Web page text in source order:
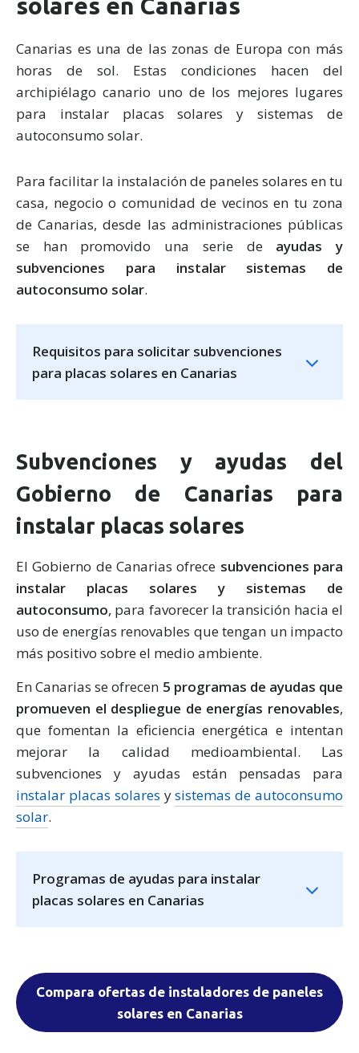
solares en Canarias
Canarias es una de las zonas de Europa con más
horas de sol. Estas condiciones hacen del
archipiélago canario uno de los mejores lugares
para instalar placas solares y sistemas de
autoconsumo solar.
Para facilitar la instalación de paneles solares en tu
casa, negocio o comunidad de vecinos en tu zona
de Canarias, desde las administraciones públicas
se han promovido una serie de ayudas y
subvenciones para instalar sistemas de
autoconsumo solar.
Requisitos para solicitar subvenciones
para placas solares en Canarias
Subvenciones y ayudas del
Gobierno de Canarias para
instalar placas solares
El Gobierno de Canarias ofrece subvenciones para
instalar placas solares y sistemas de
autoconsumo, para favorecer la transición hacia el
uso de energías renovables que tengan un impacto
más positivo sobre el medio ambiente.
En Canarias se ofrecen 5 programas de ayudas que
promueven el despliegue de energías renovables,
que fomentan la eficiencia energética e intentan
mejorar la calidad medioambiental. Las
subvenciones y ayudas están pensadas para
instalar placas solares ysistemas de autoconsumo
solar.
Programas de ayudas para instalar
placas solares en Canarias
Compara ofertas de instaladores de paneles
solares en Canarias